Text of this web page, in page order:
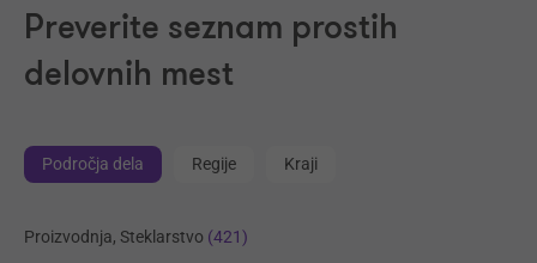
Preverite seznam prostih
delovnih mest
Področja dela Regije Kraji
Proizvodnja, Steklarstvo (421)